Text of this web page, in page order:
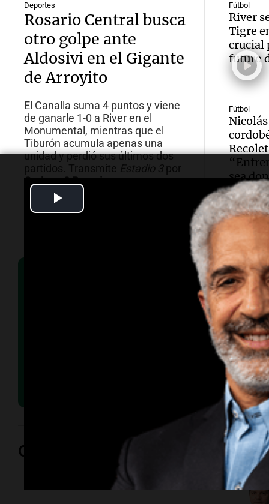
Deportes
Rosario Central busca
otro golpe ante
Aldosivi en el Gigante
de Arroyito
El Canalla suma 4 puntos y viene
de ganarle 1-0 a River en el
Monumental, mientras que el
Tiburón acumula apenas una
unidad y perdió sus últimos dos
partidos. Transmite Estadio 3por
Cadena 3 Rosario.
Fútbol
River
Tigre
crucial
futuro
Fútbol
sea
ser
Opinión